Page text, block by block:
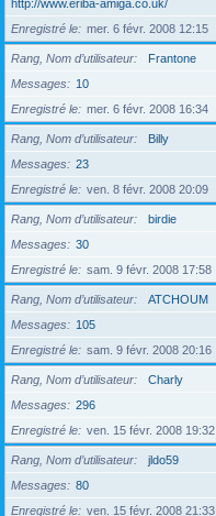
http://www.eriba-amiga.co.uk/
Enregistré le
mer. 6 févr. 2008 12:15
Rang, Nom d’utilisateur
Frantone
Messages
10
Enregistré le
mer. 6 févr. 2008 16:34
Rang, Nom d’utilisateur
Billy
Messages
23
Enregistré le
ven. 8 févr. 2008 20:09
Rang, Nom d’utilisateur
birdie
Messages
30
Enregistré le
sam. 9 févr. 2008 17:58
Rang, Nom d’utilisateur
ATCHOUM
Messages
105
Enregistré le
sam. 9 févr. 2008 20:16
Rang, Nom d’utilisateur
Charly
Messages
296
Enregistré le
ven. 15 févr. 2008 19:32
Rang, Nom d’utilisateur
jldo59
Messages
80
Enregistré le
ven. 15 févr. 2008 21:33